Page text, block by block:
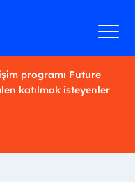
programı Future
katılmak isteyenler